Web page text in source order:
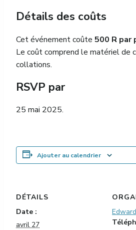
Détails des coûts
Cet événement coûte 500 R par
Le coût comprend le matériel de
collations.
RSVP par
25 mai 2025.
Ajouter au calendrier
DÉTAILS
Date :
avril 27